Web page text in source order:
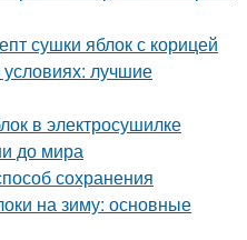
сушки яблок с корицей
лучшие
в электросушилке
до мира
сохранения
на зиму: основные